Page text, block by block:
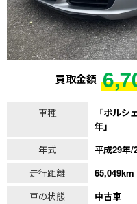
買取金額
車種
「ポルシ
年」
年式
平成29年/
走行距離
65,049km
車の状態
中古車